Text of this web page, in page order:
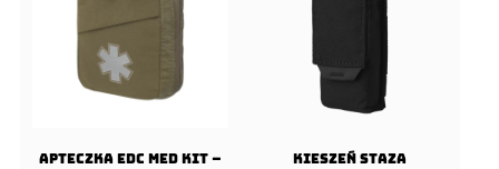
Apteczka EDC Med Kit –
Kieszeń staza